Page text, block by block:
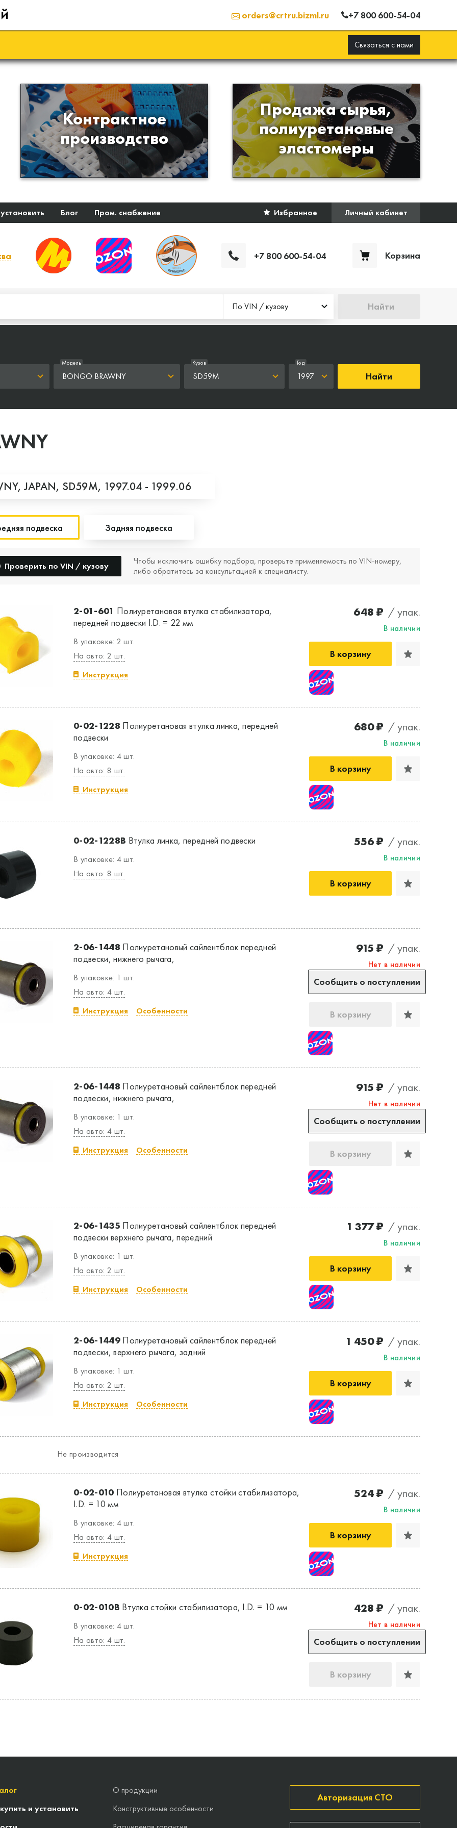
orders@crtru.bizml.ru +7 800 600-54-04
Связаться с нами
Контрактное
производство
Производство изделий из
пластиков и полимеров по
образцам либо чертежам
заказчика
Продажа сырья,
полиуретановые
эластомеры
Продажа сырья для
производства изделий из
полиуретана
Блог Пром. снабжение Избранное Личный кабинет
+7 800 600-54-04 Корзина
По VIN / кузову Найти
BONGO BRAWNY
Модель
SD59M
Кузов
1997
Год
Найти
JAPAN, SD59M, 1997.04 - 1999.06
подвеска Задняя подвеска
Проверить по VIN / кузову
Чтобы исключить ошибку подбора, проверьте применяемость по VIN‑номеру,
либо обратитесь за консультацией к специалисту.
2-01-601 Полиуретановая втулка стабилизатора,
передней подвески I.D. = 22 мм
В упаковке: 2 шт.
На авто: 2 шт.
Инструкция
648 ₽ / упак.
В наличии
В корзину
0-02-1228 Полиуретановая втулка линка, передней
подвески
В упаковке: 4 шт.
На авто: 8 шт.
Инструкция
680 ₽ / упак.
В наличии
В корзину
0-02-1228B Втулка линка, передней подвески
В упаковке: 4 шт.
На авто: 8 шт.
556 ₽ / упак.
В наличии
В корзину
2-06-1448 Полиуретановый сайлентблок передней
подвески, нижнего рычага,
В упаковке: 1 шт.
На авто: 4 шт.
Инструкция
Особенности
915 ₽ / упак.
Нет в наличии
Сообщить о поступлении
В корзину
2-06-1448 Полиуретановый сайлентблок передней
подвески, нижнего рычага,
В упаковке: 1 шт.
На авто: 4 шт.
Инструкция
Особенности
915 ₽ / упак.
Нет в наличии
Сообщить о поступлении
В корзину
2-06-1435 Полиуретановый сайлентблок передней
подвески верхнего рычага, передний
В упаковке: 1 шт.
На авто: 2 шт.
Инструкция
Особенности
1 377 ₽ / упак.
В наличии
В корзину
2-06-1449Полиуретановый сайлентблок передней
подвески, верхнего рычага, задний
В упаковке: 1 шт.
На авто: 2 шт.
Инструкция
Особенности
1 450 ₽ / упак.
В наличии
В корзину
Не производится
0-02-010 Полиуретановая втулка стойки стабилизатора,
I.D. = 10 мм
В упаковке: 4 шт.
На авто: 4 шт.
Инструкция
524 ₽ / упак.
В наличии
В корзину
0-02-010B Втулка стойки стабилизатора, I.D. = 10 мм
В упаковке: 4 шт.
На авто: 4 шт.
428 ₽ / упак.
Нет в наличии
Сообщить о поступлении
В корзину
и установить
О продукции
Конструктивные особенности
Авторизация СТО